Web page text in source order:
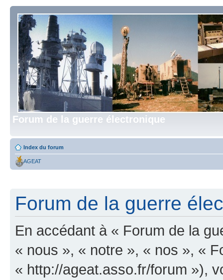
Forum de la guerre électronique
Index du forum
AGEAT
Forum de la guerre
En accédant à « Forum de la
« nous », « notre », « nos », «
« http://ageat.asso.fr/forum »),